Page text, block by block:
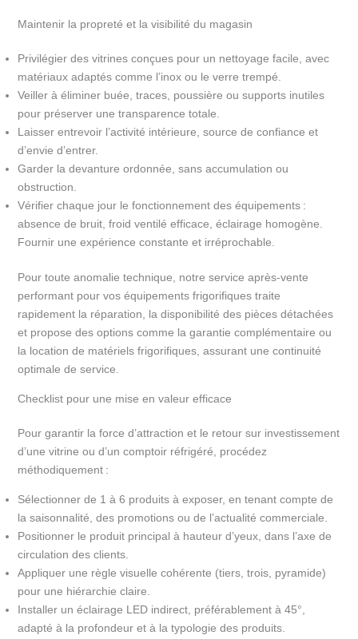
Maintenir la propreté et la visibilité du magasin
Privilégier des vitrines conçues pour un nettoyage facile, avec
matériaux adaptés comme l’inox ou le verre trempé.
Veiller à éliminer buée, traces, poussière ou supports inutiles
pour préserver une transparence totale.
Laisser entrevoir l’activité intérieure, source de confiance et
d’envie d’entrer.
Garder la devanture ordonnée, sans accumulation ou
obstruction.
Vérifier chaque jour le fonctionnement des équipements :
absence de bruit, froid ventilé efficace, éclairage homogène.
Fournir une expérience constante et irréprochable.
Pour toute anomalie technique, notre service après-vente
performant pour vos équipements frigorifiques traite
rapidement la réparation, la disponibilité des pièces détachées
et propose des options comme la garantie complémentaire ou
la location de matériels frigorifiques, assurant une continuité
optimale de service.
Checklist pour une mise en valeur efficace
Pour garantir la force d’attraction et le retour sur investissement
d’une vitrine ou d’un comptoir réfrigéré, procédez
méthodiquement :
Sélectionner de 1 à 6 produits à exposer, en tenant compte de
la saisonnalité, des promotions ou de l’actualité commerciale.
Positionner le produit principal à hauteur d’yeux, dans l’axe de
circulation des clients.
Appliquer une règle visuelle cohérente (tiers, trois, pyramide)
pour une hiérarchie claire.
Installer un éclairage LED indirect, préférablement à 45°,
adapté à la profondeur et à la typologie des produits.